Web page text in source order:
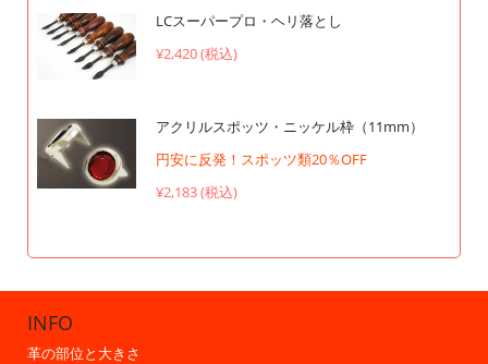
LCスーパープロ・ヘリ落とし
¥2,420 (税込)
アクリルスポッツ・ニッケル枠（11mm）
円安に反発！スポッツ類20％OFF
¥2,183 (税込)
INFO
革の部位と大きさ